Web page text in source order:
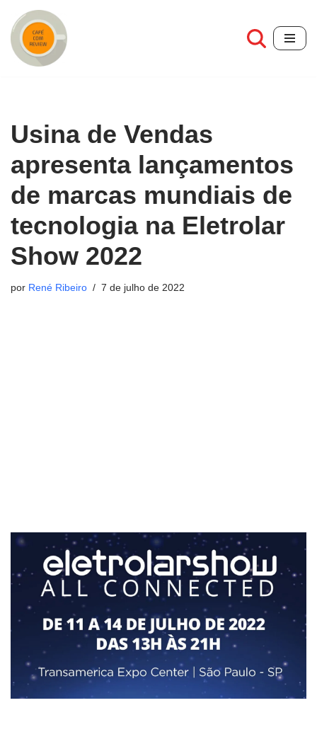
Pular
para
Usina de Vendas
apresenta lançamentos
de marcas mundiais de
tecnologia na Eletrolar
Show 2022
por René Ribeiro 7 de julho de 2022